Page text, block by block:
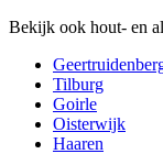
Bekijk ook hout- en
Tilburg
Goirle
Oisterwijk
Haaren